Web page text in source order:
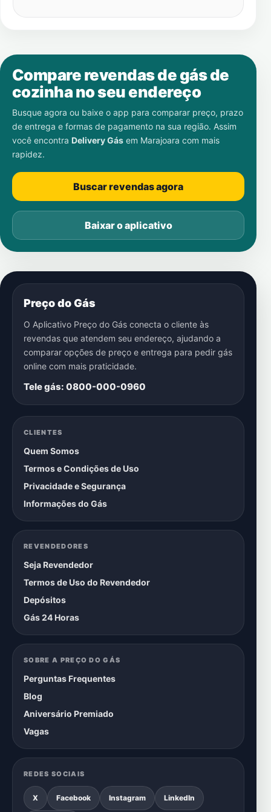
Compare revendas de gás de
cozinha no seu endereço
Busque agora ou baixe o app para comparar preço, prazo
de entrega e formas de pagamento na sua região. Assim
você encontra Delivery Gás em Marajoara com mais
rapidez.
Buscar revendas agora
Baixar o aplicativo
Preço do Gás
O Aplicativo Preço do Gás conecta o cliente às
revendas que atendem seu endereço, ajudando a
comparar opções de preço e entrega para pedir gás
online com mais praticidade.
Tele gás: 0800-000-0960
CLIENTES
Quem Somos
Termos e Condições de Uso
Privacidade e Segurança
Informações do Gás
REVENDEDORES
Seja Revendedor
Termos de Uso do Revendedor
Depósitos
Gás 24 Horas
SOBRE A PREÇO DO GÁS
Perguntas Frequentes
Blog
Aniversário Premiado
Vagas
REDES SOCIAIS
X Facebook Instagram LinkedIn